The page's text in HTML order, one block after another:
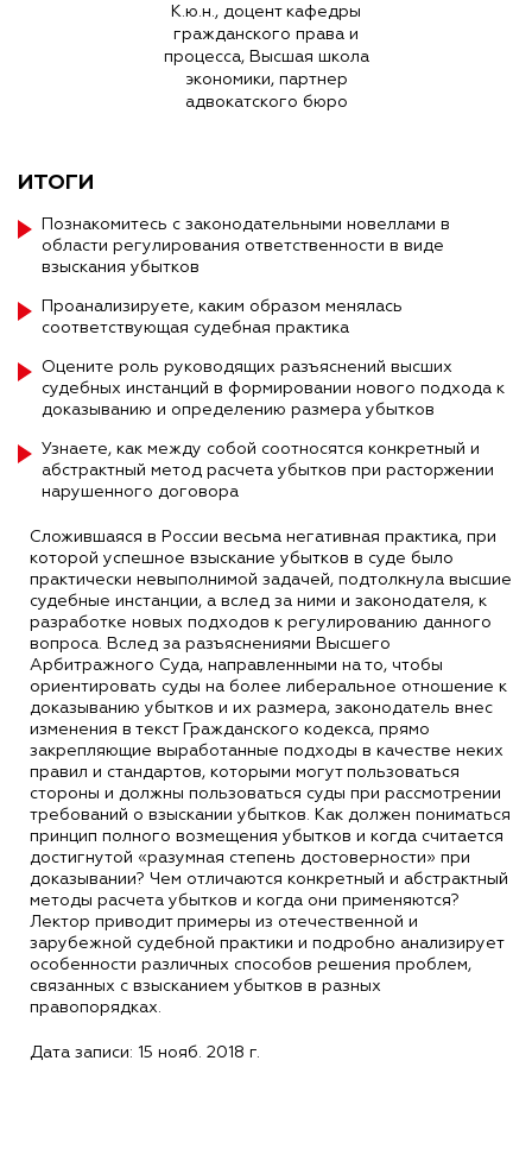
К.ю.н., доцент кафедры
гражданского права и
процесса, Высшая школа
экономики, партнер
адвокатского бюро
ИТОГИ
Познакомитесь с законодательными новеллами в
области регулирования ответственности в виде
взыскания убытков
Проанализируете, каким образом менялась
соответствующая судебная практика
Оцените роль руководящих разъяснений высших
судебных инстанций в формировании нового подхода к
доказыванию и определению размера убытков
Узнаете, как между собой соотносятся конкретный и
абстрактный метод расчета убытков при расторжении
нарушенного договора
Сложившаяся в России весьма негативная практика, при
которой успешное взыскание убытков в суде было
практически невыполнимой задачей, подтолкнула высшие
судебные инстанции, а вслед за ними и законодателя, к
разработке новых подходов к регулированию данного
вопроса. Вслед за разъяснениями Высшего
Арбитражного Суда, направленными на то, чтобы
ориентировать суды на более либеральное отношение к
доказыванию убытков и их размера, законодатель внес
изменения в текст Гражданского кодекса, прямо
закрепляющие выработанные подходы в качестве неких
правил и стандартов, которыми могут пользоваться
стороны и должны пользоваться суды при рассмотрении
требований о взыскании убытков. Как должен пониматься
принцип полного возмещения убытков и когда считается
достигнутой «разумная степень достоверности» при
доказывании? Чем отличаются конкретный и абстрактный
методы расчета убытков и когда они применяются?
Лектор приводит примеры из отечественной и
зарубежной судебной практики и подробно анализирует
особенности различных способов решения проблем,
связанных с взысканием убытков в разных
правопорядках.
Дата записи: 15 нояб. 2018 г.